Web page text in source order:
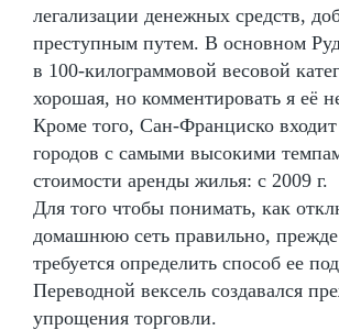
легализации денежных средств,
преступным путем. В основном
в 100-килограммовой весовой
хорошая, но комментировать я её
Кроме того, Сан-Франциско
городов с самыми высокими
стоимости аренды жилья: с 2009 г.
Для того чтобы понимать, как
домашнюю сеть правильно, прежде
требуется определить способ ее
Переводной вексель создавался
упрощения торговли.